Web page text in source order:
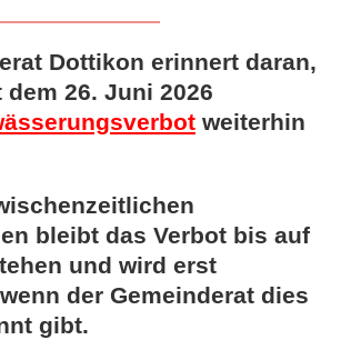
Dottikon erinnert daran,
26. Juni 2026
weiterhin
bleibt das Verbot bis auf
und wird erst
der Gemeinderat dies
gibt.